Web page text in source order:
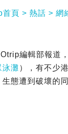
首頁 熱話 網
編輯部報道
泳灘），有不少
生態遭到破壞的